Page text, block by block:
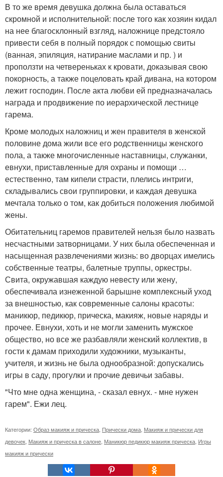
В то же время девушка должна была оставаться
скромной и исполнительной: после того как хозяин кидал
на нее благосклонный взгляд, наложнице предстояло
привести себя в полный порядок с помощью свиты
(ванная, эпиляция, натирание маслами и пр. ) и
проползти на четвереньках к кровати, доказывая свою
покорность, а также поцеловать край дивана, на котором
лежит господин. После акта любви ей предназначалась
награда и продвижение по иерархической лестнице
гарема.
Кроме молодых наложниц и жен правителя в женской
половине дома жили все его родственницы женского
пола, а также многочисленные наставницы, служанки,
евнухи, приставленные для охраны и помощи …
естественно, там кипели страсти, плелись интриги,
складывались свои группировки, и каждая девушка
мечтала только о том, как добиться положения любимой
жены.
Обитательниц гаремов правителей нельзя было назвать
несчастными затворницами. У них была обеспеченная и
насыщенная развлечениями жизнь: во дворцах имелись
собственные театры, балетные труппы, оркестры.
Свита, окружавшая каждую невесту или жену,
обеспечивала изнеженной барышне комплексный уход
за внешностью, как современные салоны красоты:
маникюр, педикюр, прическа, макияж, новые наряды и
прочее. Евнухи, хоть и не могли заменить мужское
общество, но все же разбавляли женский коллектив, в
гости к дамам приходили художники, музыканты,
учителя, и жизнь не была однообразной: допускались
игры в саду, прогулки и прочие девичьи забавы.
"Что мне одна женщина, - сказал евнух. - мне нужен
гарем". Ежи лец.
Категории: Образ макияж и прическа Прически дома Макияж и прически для
девочек Макияж и прическа в салоне Маникюр педикюр макияж прическа Игры
макияж и прически